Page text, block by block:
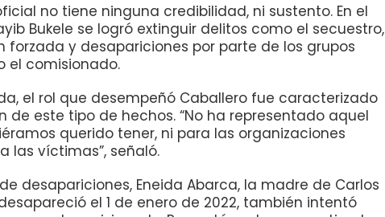
no tiene ninguna credibilidad, ni sustento. En el
Bukele se logró extinguir delitos como el secuestro,
forzada y desapariciones por parte de los grupos
el comisionado.
el rol que desempeñó Caballero fue caracterizado
de este tipo de hechos. “No ha representado aquel
querido tener, ni para las organizaciones
las víctimas”, señaló.
desapariciones, Eneida Abarca, la madre de Carlos
el 1 de enero de 2022, también intentó